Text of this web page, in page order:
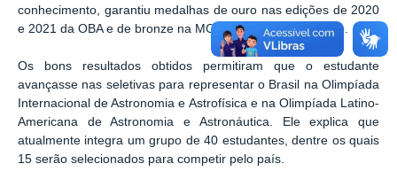
conhecimento, garantiu medalhas de ouro nas edições de 2020
e 2021 da OBA e de bronze na MOBFOG do ano passado.
Os bons resultados obtidos permitiram que o estudante
avançasse nas seletivas para representar o Brasil na Olimpíada
Internacional de Astronomia e Astrofísica e na Olimpíada Latino-
Americana de Astronomia e Astronáutica. Ele explica que
atualmente integra um grupo de 40 estudantes, dentre os quais
15 serão selecionados para competir pelo país.